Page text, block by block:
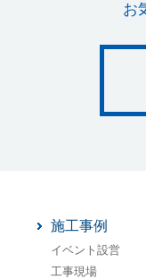
お
施工事例
イベント設営
工事現場